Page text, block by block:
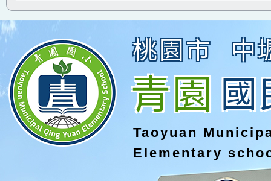
桃園市 中
青園國
Taoyuan
Elementary